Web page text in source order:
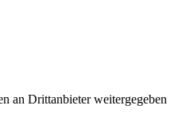
an Drittanbieter weitergegeben